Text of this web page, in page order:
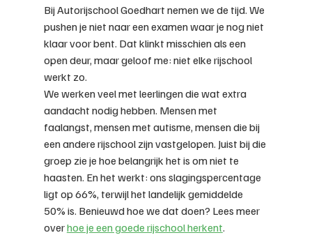
Bij Autorijschool Goedhart nemen we de tijd. We
pushen je niet naar een examen waar je nog niet
klaar voor bent. Dat klinkt misschien als een
open deur, maar geloof me: niet elke rijschool
werkt zo.
We werken veel met leerlingen die wat extra
aandacht nodig hebben. Mensen met
faalangst, mensen met autisme, mensen die bij
een andere rijschool zijn vastgelopen. Juist bij die
groep zie je hoe belangrijk het is om niet te
haasten. En het werkt: ons slagingspercentage
ligt op 66%, terwijl het landelijk gemiddelde
50% is. Benieuwd hoe we dat doen? Lees meer
over hoe je een goede rijschool herkent.